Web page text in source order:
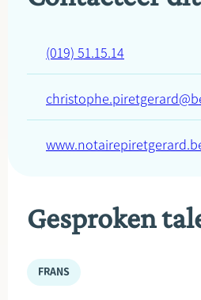
(019) 51.15.14
Gesproken
FRANS